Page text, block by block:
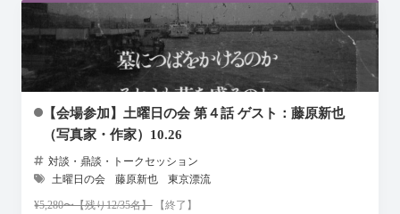
【会場参加】土曜日の会 第４話 ゲスト：藤原新也
（写真家・作家）10.26
対談・鼎談・トークセッション
土曜日の会
藤原新也 東京漂流
¥5,280〜【残り12/35名】【終了】